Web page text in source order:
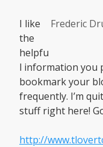
Frederic
I like
the
helpfu
l information you
bookmark your
frequently. I’m
stuff right here!
http://